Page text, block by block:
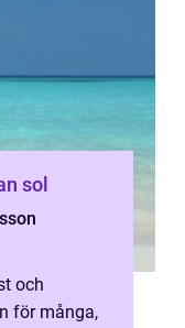
sol
och
för många,